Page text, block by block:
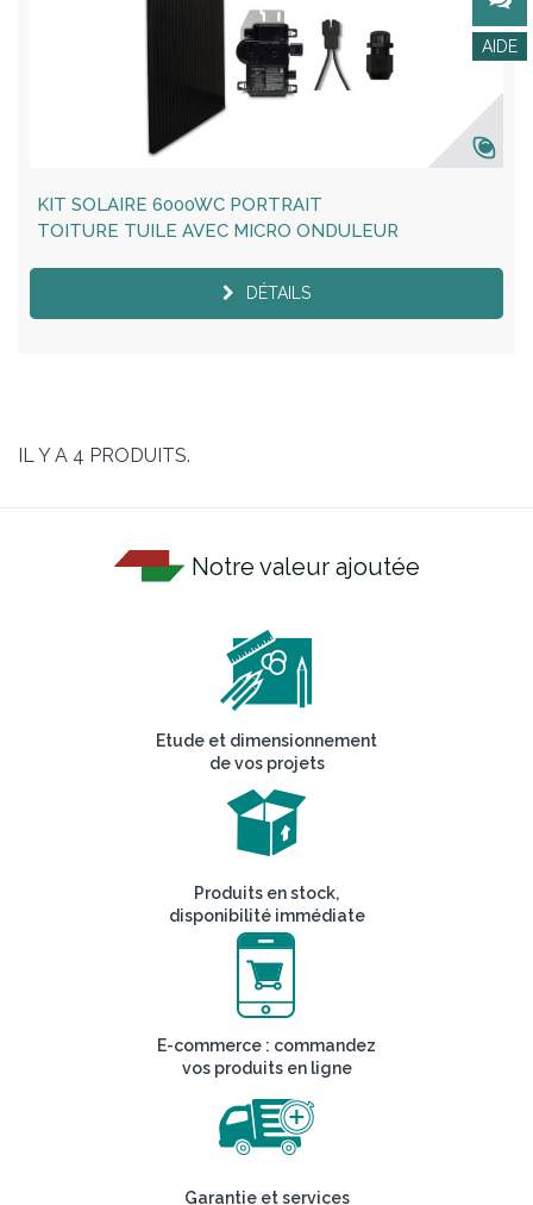
KIT SOLAIRE 6000WC PORTRAIT
TOITURE TUILE AVEC MICRO ONDULEUR
DÉTAILS
IL Y A 4 PRODUITS.
Notre valeur ajoutée
Etude et dimensionnement
de vos projets
Produits en stock,
disponibilité immédiate
E-commerce : commandez
vos produits en ligne
Garantie et services